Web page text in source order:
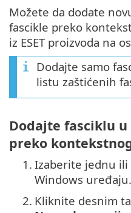
Možete da dodate
fascikle preko
iz ESET proizvoda na
Dodajte samo
listu zaštićenih
Dodajte fasciklu
preko
1. Izaberite jednu ili
Windows uređaju.
2. Kliknite desnim